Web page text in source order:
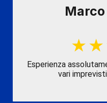
Esperienza
vari